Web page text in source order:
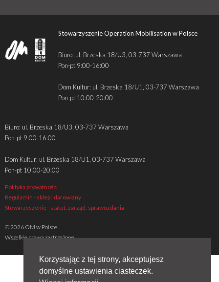
Stowarzyszenie Operation Mobilisation w Polsce
Biuro: ul. Brzeska 18/U3, 03-737 Warszawa
Pon-pt 9:00-16:00
Dom Kultur: ul. Brzeska 18/U1, 03-737 Warszawa
Pon-pt 10:00-20:00
Biuro: ul. Brzeska 18/U3, 03-737 Warszawa
Pon-pt 9:00-16:00
Dom Kultur: ul. Brzeska 18/U1, 03-737 Warszawa
Pon-pt 10:00-20:00
Polityka prywatności
Regulamin - sklep i darowizny
Stowarzyszenie - statut, zarząd, sprawozdania
© 2026 OM w Polsce.
Wszelkie prawa zastrzeżone
Korzystając z tej strony, akceptujesz
domyślne ustawienia ciasteczek.